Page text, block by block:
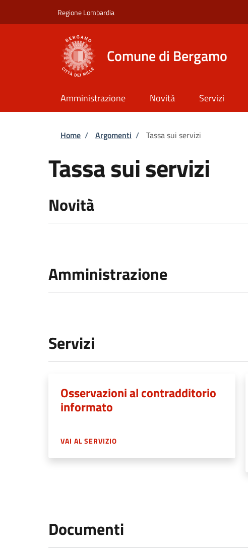
Regione Lombardia
Comune di Bergamo
Amministrazione Novità Servizi
Briciole di pane
Home / Argomenti / Tassa sui servizi
Tassa sui servizi
Novità
Amministrazione
Servizi
Osservazioni al contradditorio
informato
VAI AL SERVIZIO
Documenti